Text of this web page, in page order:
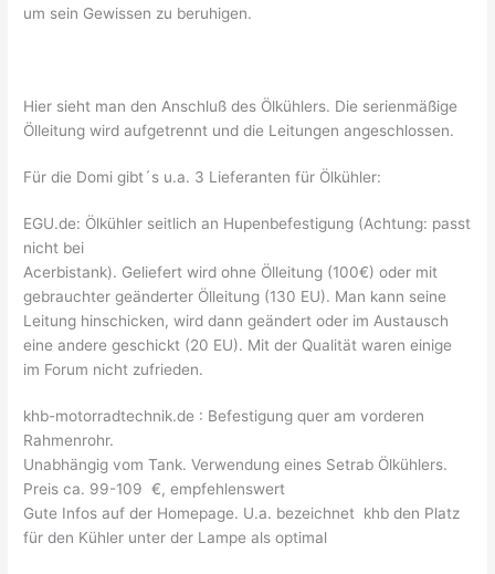
um sein Gewissen zu beruhigen.
Hier sieht man den Anschluß des Ölkühlers. Die serienmäßige
Ölleitung wird aufgetrennt und die Leitungen angeschlossen.
Für die Domi gibt´s u.a. 3 Lieferanten für Ölkühler:
EGU.de: Ölkühler seitlich an Hupenbefestigung (Achtung: passt
nicht bei
Acerbistank). Geliefert wird ohne Ölleitung (100€) oder mit
gebrauchter geänderter Ölleitung (130 EU). Man kann seine
Leitung hinschicken, wird dann geändert oder im Austausch
eine andere geschickt (20 EU). Mit der Qualität waren einige
im Forum nicht zufrieden.
khb-motorradtechnik.de : Befestigung quer am vorderen
Rahmenrohr.
Unabhängig vom Tank. Verwendung eines Setrab Ölkühlers.
Preis ca. 99-109 €, empfehlenswert
Gute Infos auf der Homepage. U.a. bezeichnet khb den Platz
für den Kühler unter der Lampe als optimal